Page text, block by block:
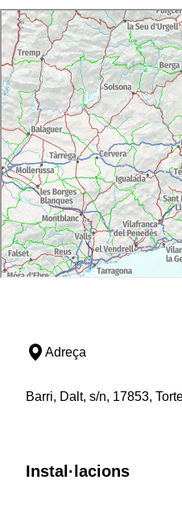
Adreça
Barri, Dalt, s/n, 17853,
Instal·lacions